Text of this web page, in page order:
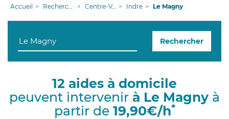
n
g
i
Accueil Recherche aide à domicile Centre-Val de Loire Indre Le Magny
Rechercher
12 aides à domicile
peuvent intervenir à Le Magny à
partir de 19,90€/h*